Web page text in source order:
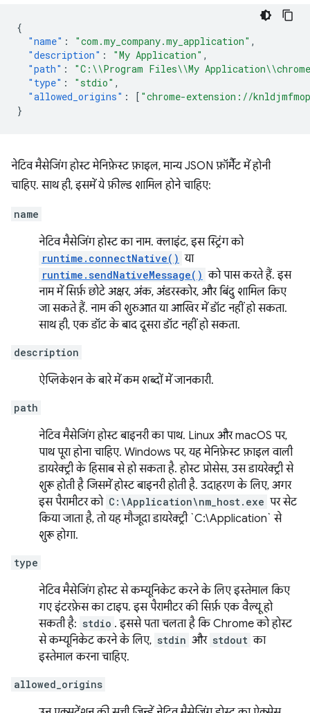
{
"name" : "com.my_company.my_application" ,
"description" : "My Application" ,
"path" :
"C:\\Program Files\\My
"type" : "stdio" ,
"allowed_origins" : [ "chrome-extension://
}
नेटिव मैसेजिंग होस्ट मेनिफ़ेस्ट फ़ाइल, मान्य JSON फ़ॉर्मैट में होनी
चाहिए. साथ ही, इसमें ये फ़ील्ड शामिल होने चाहिए:
name
नेटिव मैसेजिंग होस्ट का नाम. क्लाइंट, इस स्ट्रिंग को
runtime.connectNative() या
runtime.sendNativeMessage() को पास करते हैं. इस
नाम में सिर्फ़ छोटे अक्षर, अंक, अंडरस्कोर, और बिंदु शामिल किए
जा सकते हैं. नाम की शुरुआत या आखिर में डॉट नहीं हो सकता.
साथ ही, एक डॉट के बाद दूसरा डॉट नहीं हो सकता.
description
ऐप्लिकेशन के बारे में कम शब्दों में जानकारी.
path
नेटिव मैसेजिंग होस्ट बाइनरी का पाथ. Linux और macOS पर,
पाथ पूरा होना चाहिए. Windows पर, यह मेनिफ़ेस्ट फ़ाइल वाली
डायरेक्ट्री के हिसाब से हो सकता है. होस्ट प्रोसेस, उस डायरेक्ट्री से
शुरू होती है जिसमें होस्ट बाइनरी होती है. उदाहरण के लिए, अगर
इस पैरामीटर को C:\Application\nm_host.exe पर सेट
किया जाता है, तो यह मौजूदा डायरेक्ट्री `C:\Application` से
शुरू होगा.
type
नेटिव मैसेजिंग होस्ट से कम्यूनिकेट करने के लिए इस्तेमाल किए
गए इंटरफ़ेस का टाइप. इस पैरामीटर की सिर्फ़ एक वैल्यू हो
सकती है: stdio . इससे पता चलता है कि Chrome को होस्ट
से कम्यूनिकेट करने के लिए, stdin और stdout का
इस्तेमाल करना चाहिए.
allowed_origins